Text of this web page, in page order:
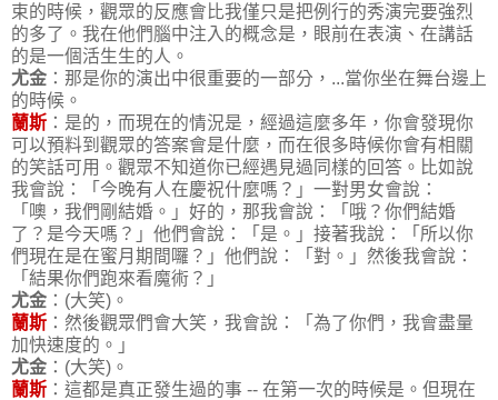
束的時候，觀眾的反應會比我僅只是把例行的秀演完要強烈
的多了。我在他們腦中注入的概念是，眼前在表演、在講話
的是一個活生生的人。
尤金 ：那是你的演出中很重要的一部分，...當你坐在舞台邊上
的時候。
蘭斯 ：是的，而現在的情況是，經過這麼多年，你會發現你
可以預料到觀眾的答案會是什麼，而在很多時候你會有相關
的笑話可用。觀眾不知道你已經遇見過同樣的回答。比如說
我會說：「今晚有人在慶祝什麼嗎？」一對男女會說：
「噢，我們剛結婚。」好的，那我會說：「哦？你們結婚
了？是今天嗎？」他們會說：「是。」接著我說：「所以你
們現在是在蜜月期間囉？」他們說：「對。」然後我會說：
「結果你們跑來看魔術？」
尤金 ：(大笑)。
蘭斯 ：然後觀眾們會大笑，我會說：「為了你們，我會盡量
加快速度的。」
尤金 ：(大笑)。
蘭斯 ：這都是真正發生過的事 -- 在第一次的時候是。但現在